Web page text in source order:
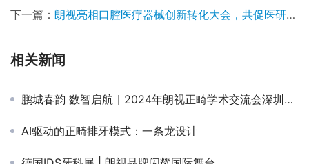
上一篇： 朗视正畸数字化软件，赋能隐形正畸实战训练营教学与临床应用
鹏城春韵 数智启航｜2024年朗视正畸学术交流会深圳站圆满落幕
AI驱动的正畸排牙模式：一条龙设计